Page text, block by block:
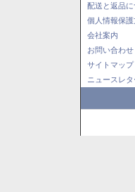
配送と返品に
個人情報保護
会社案内
お問い合わせ
サイトマップ
ニュースレ